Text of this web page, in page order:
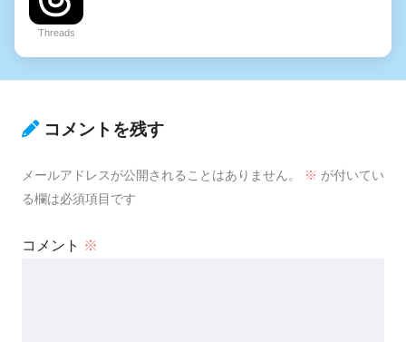
Threads
コメントを残す
メールアドレスが公開されることはありません。 ※ が付いてい
る欄は必須項目です
コメント ※